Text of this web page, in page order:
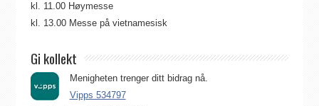
kl. 11.00 Høymesse
kl. 13.00 Messe på vietnamesisk
Gi kollekt
Menigheten trenger ditt bidrag nå.
Vipps 534797